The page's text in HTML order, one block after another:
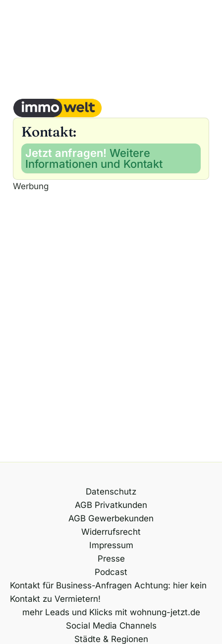
Kontakt:
Jetzt anfragen! Weitere
Informationen und Kontakt
Werbung
Datenschutz
AGB Privatkunden
AGB Gewerbekunden
Widerrufsrecht
Impressum
Presse
Podcast
Kontakt für Business-Anfragen Achtung: hier kein
Kontakt zu Vermietern!
mehr Leads und Klicks mit wohnung-jetzt.de
Social Media Channels
Städte & Regionen